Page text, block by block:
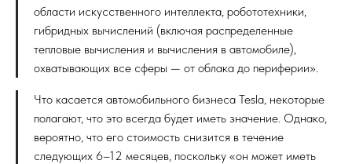
области искусственного интеллекта, робототехники,
гибридных вычислений (включая распределенные
тепловые вычисления и вычисления в автомобиле),
охватывающих все сферы — от облака до периферии».
Что касается автомобильного бизнеса Tesla, некоторые
полагают, что это всегда будет иметь значение. Однако,
вероятно, что его стоимость снизится в течение
следующих 6–12 месяцев, поскольку «он может иметь